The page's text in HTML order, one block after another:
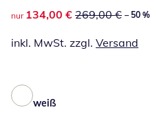
reduzierter Preis 134,00 €,
nur 134,00 € 269,00 € – 50 %
inkl. MwSt. zzgl. Versand
weiß